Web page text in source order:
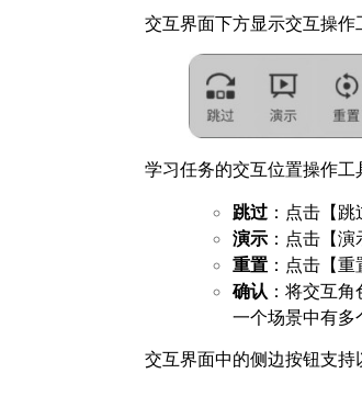
交互界面下方显示交互操作
学习任务的交互位置操作工
跳过 ：点击【
演示 ：点击【
重置 ：点击【
确认 ：将交互
一个场景中有多
交互界面中的侧边按钮支持